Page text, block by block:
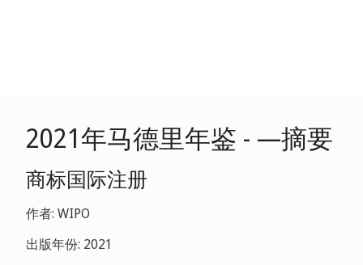
2021年马德里年鉴 - —摘要
商标国际注册
作者: WIPO
出版年份: 2021